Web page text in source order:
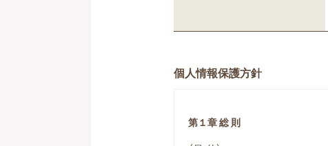
個人情報保護方針
第１章 総 則